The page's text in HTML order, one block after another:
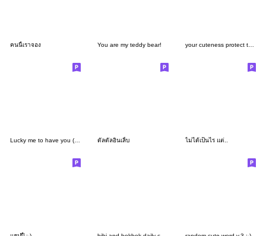
คนนี้เราจอง You are my teddy bear! your cuteness protect the world
ดัลดัลอินเลิ้บ ไม่ได้เป็นไร แต่..